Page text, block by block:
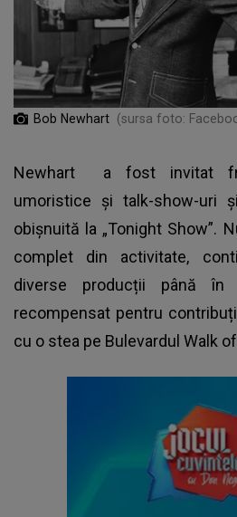
Bob Newhart (sursa foto:
Newhart
a fost invitat
umoristice și talk-show-uri
obișnuită la „Tonight Show”.
complet din activitate,
diverse producții până
recompensat pentru
cu o stea pe Bulevardul Walk